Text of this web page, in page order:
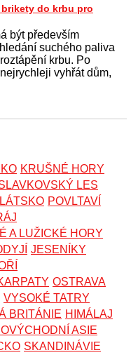
do krbu pro
být především
suchého paliva
krbu. Po
vyhřát dům,
KRUŠNÉ HORY
LES
POVLTAVÍ
A LUŽICKÉ HORY
JESENÍKY
OSTRAVA
VYSOKÉ TATRY
BRITÁNIE HIMÁLAJ
ASIE
SKANDINÁVIE